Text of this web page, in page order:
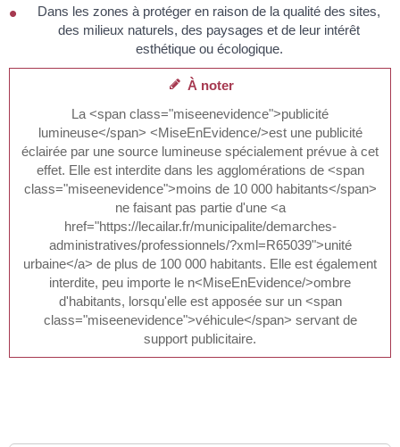
Dans les zones à protéger en raison de la qualité des sites,
des milieux naturels, des paysages et de leur intérêt
esthétique ou écologique.
À noter
La <span class="miseenevidence">publicité
lumineuse</span> <MiseEnEvidence/>est une publicité
éclairée par une source lumineuse spécialement prévue à cet
effet. Elle est interdite dans les agglomérations de <span
class="miseenevidence">moins de 10 000 habitants</span>
ne faisant pas partie d'une <a
href="https://lecailar.fr/municipalite/demarches-
administratives/professionnels/?xml=R65039">unité
urbaine</a> de plus de 100 000 habitants. Elle est également
interdite, peu importe le n<MiseEnEvidence/>ombre
d'habitants, lorsqu'elle est apposée sur un <span
class="miseenevidence">véhicule</span> servant de
support publicitaire.